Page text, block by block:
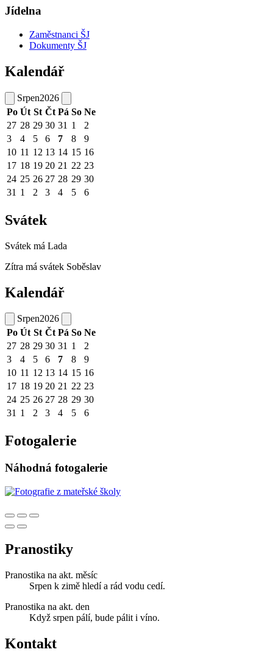
Jídelna
Zaměstnanci ŠJ
Dokumenty ŠJ
Kalendář
Srpen2026
Po Út St Čt Pá So Ne
27 28 29 30 31 1
2
3
4 5 6 7 8
9
10 11 12 13 14 15 16
17 18 19 20 21 22 23
24 25 26 27 28 29 30
31 1 2 3 4 5 6
Svátek
Svátek má Lada
Zítra má svátek Soběslav
Kalendář
Srpen2026
Po Út St Čt Pá So Ne
27 28 29 30 31 1
2
3
4 5 6 7 8
9
10 11 12 13 14 15 16
17 18 19 20 21 22 23
24 25 26 27 28 29 30
31 1 2 3 4 5 6
Fotogalerie
Náhodná fotogalerie
Pranostiky
Pranostika na akt. měsíc
Srpen k zimě hledí a rád vodu cedí.
Pranostika na akt. den
Když srpen pálí, bude pálit i víno.
Kontakt